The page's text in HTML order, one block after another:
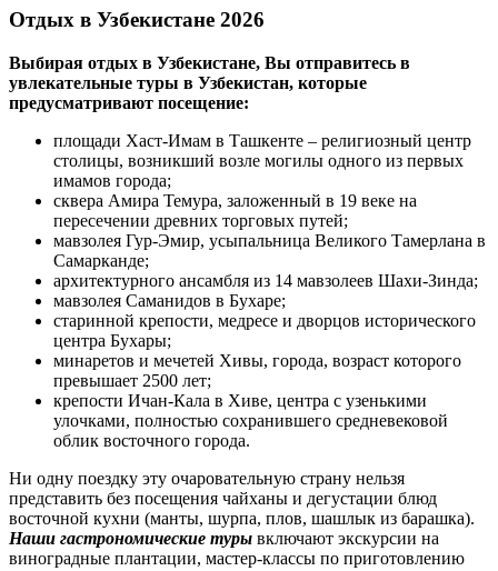
Отдых в Узбекистане 2026
Выбирая отдых в Узбекистане, Вы отправитесь в
увлекательные туры в Узбекистан, которые
предусматривают посещение:
площади Хаст-Имам в Ташкенте – религиозный центр
столицы, возникший возле могилы одного из первых
имамов города;
сквера Амира Темура, заложенный в 19 веке на
пересечении древних торговых путей;
мавзолея Гур-Эмир, усыпальница Великого Тамерлана в
Самарканде;
архитектурного ансамбля из 14 мавзолеев Шахи-Зинда;
мавзолея Саманидов в Бухаре;
старинной крепости, медресе и дворцов исторического
центра Бухары;
минаретов и мечетей Хивы, города, возраст которого
превышает 2500 лет;
крепости Ичан-Кала в Хиве, центра с узенькими
улочками, полностью сохранившего средневековой
облик восточного города.
Ни одну поездку эту очаровательную страну нельзя
представить без посещения чайханы и дегустации блюд
восточной кухни (манты, шурпа, плов, шашлык из барашка).
Наши гастрономические туры включают экскурсии на
виноградные плантации, мастер-классы по приготовлению